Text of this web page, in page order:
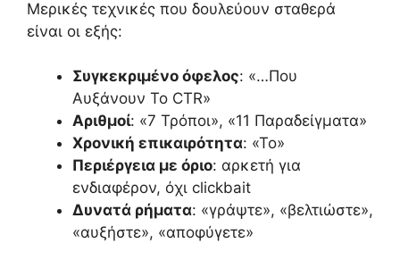
Μερικές τεχνικές που δουλεύουν σταθερά
είναι οι εξής:
Συγκεκριμένο όφελος: «…Που
Αυξάνουν Το CTR»
Αριθμοί: «7 Τρόποι», «11 Παραδείγματα»
Χρονική επικαιρότητα: «Το»
Περιέργεια με όριο: αρκετή για
ενδιαφέρον, όχι clickbait
Δυνατά ρήματα: «γράψτε», «βελτιώστε»,
«αυξήστε», «αποφύγετε»